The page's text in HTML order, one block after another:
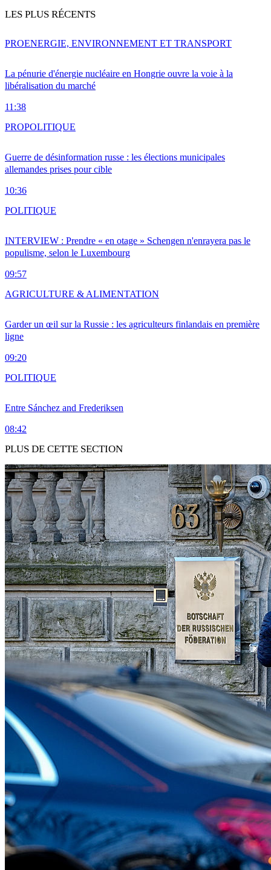
LES PLUS RÉCENTS
La pénurie d'énergie nucléaire en Hongrie ouvre la voie à la
libéralisation du marché
11:38
PROENERGIE, ENVIRONNEMENT ET TRANSPORT
Guerre de désinformation russe : les élections municipales
allemandes prises pour cible
10:36
PROPOLITIQUE
INTERVIEW : Prendre « en otage » Schengen n'enrayera pas le
populisme, selon le Luxembourg
09:57
POLITIQUE
Garder un œil sur la Russie : les agriculteurs finlandais en première
ligne
09:20
AGRICULTURE & ALIMENTATION
Entre Sánchez and Frederiksen
08:42
POLITIQUE
PLUS DE CETTE SECTION